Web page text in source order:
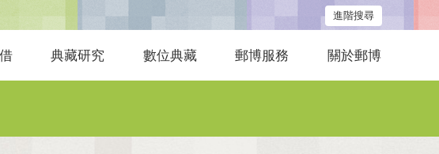
進階搜尋
典藏研究 數位典藏 郵博服務 關於郵博